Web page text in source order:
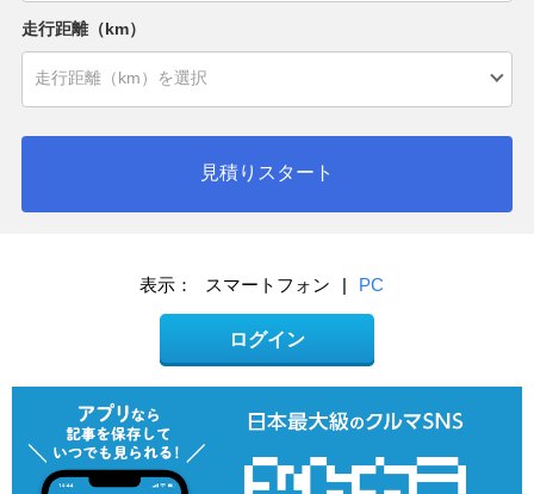
走行距離（km）
見積りスタート
表示： スマートフォン | PC
ログイン